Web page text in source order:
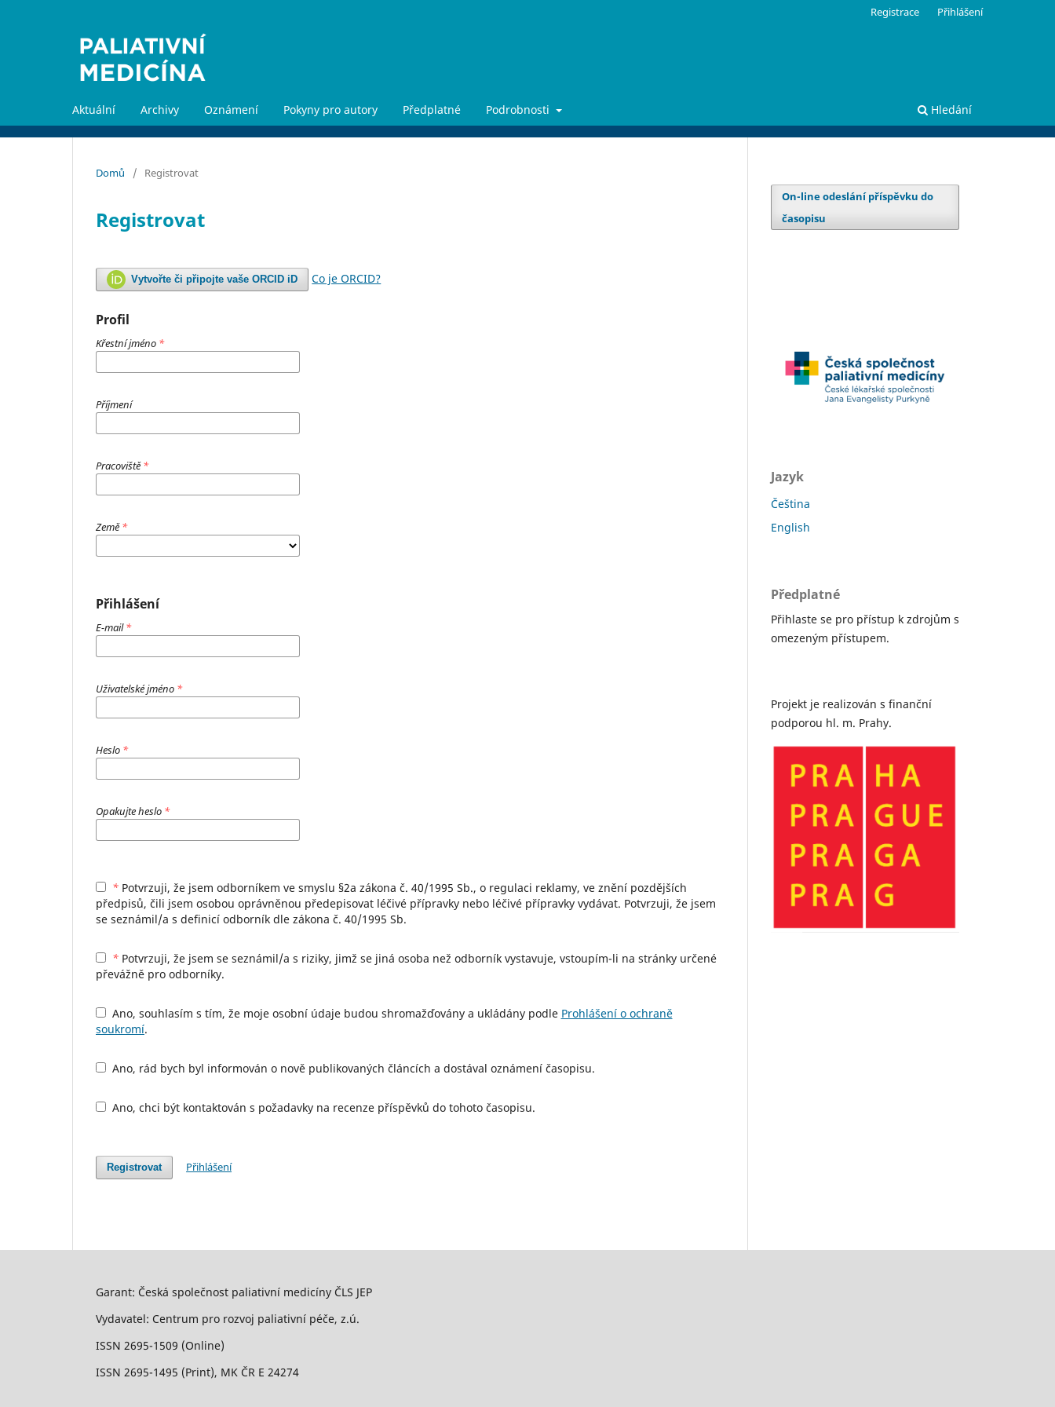
Aktuální Archivy Oznámení Pokyny pro autory Předplatné Podrobnosti Hledání
Registrace Přihlášení
Domů / Registrovat
Registrovat
Vytvořte či připojte vaše ORCID iD Co je ORCID?
Profil
Křestní jméno *
Příjmení
Pracoviště*
Země*
Přihlášení
E-mail*
Uživatelské jméno *
Heslo *
Opakujte heslo *
*Potvrzuji, že jsem odborníkem ve smyslu §2a zákona č. 40/1995 Sb., o regulaci reklamy, ve znění pozdějších
předpisů, čili jsem osobou oprávněnou předepisovat léčivé přípravky nebo léčivé přípravky vydávat. Potvrzuji, že jsem
se seznámil/a s definicí odborník dle zákona č. 40/1995 Sb.
*Potvrzuji, že jsem se seznámil/a s riziky, jimž se jiná osoba než odborník vystavuje, vstoupím-li na stránky určené
převážně pro odborníky.
Ano, souhlasím s tím, že moje osobní údaje budou shromažďovány a ukládány podle Prohlášení o ochraně
soukromí.
Ano, rád bych byl informován o nově publikovaných článcích a dostával oznámení časopisu.
Ano, chci být kontaktován s požadavky na recenze příspěvků do tohoto časopisu.
Registrovat Přihlášení
On-line odeslání příspěvku do
časopisu
Jazyk
Čeština
English
Předplatné
Přihlaste se pro přístup k zdrojům s
omezeným přístupem.
Projekt je realizován s finanční
podporou hl. m. Prahy.
Garant: Česká společnost paliativní medicíny ČLS JEP
Vydavatel: Centrum pro rozvoj paliativní péče, z.ú.
ISSN 2695-1509 (Online)
ISSN 2695-1495 (Print), MK ČR E 24274